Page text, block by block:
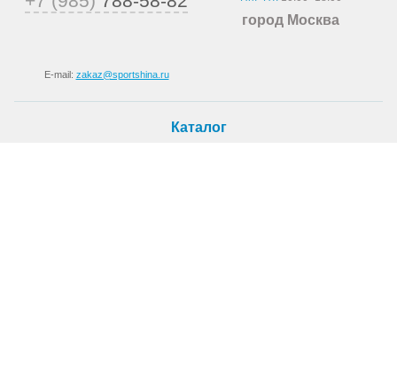
E-mail: zakaz@sportshina.ru
город Москва
Каталог